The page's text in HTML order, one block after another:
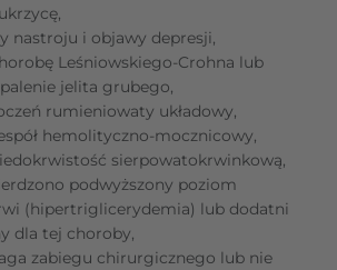
nastroju i objawy depresji,
Leśniowskiego-Crohna lub
jelita grubego,
rumieniowaty układowy,
hemolityczno-mocznicowy,
sierpowatokrwinkową,
podwyższony poziom
(hipertriglicerydemia) lub dodatni
dla tej choroby,
zabiegu chirurgicznego lub nie